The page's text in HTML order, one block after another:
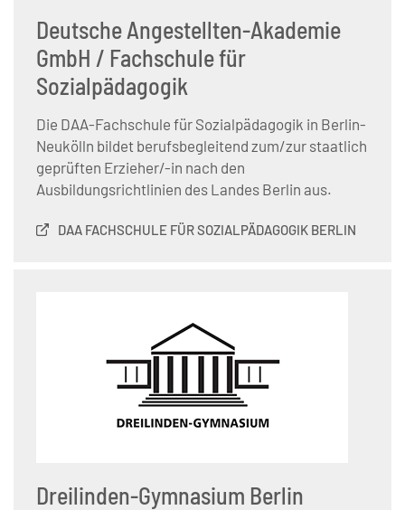
Deutsche Angestellten-Akademie
GmbH / Fachschule für
Sozialpädagogik
Die DAA-Fachschule für Sozialpädagogik in Berlin-
Neukölln bildet berufsbegleitend zum/zur staatlich
geprüften Erzieher/-in nach den
Ausbildungsrichtlinien des Landes Berlin aus.
DAA FACHSCHULE FÜR SOZIALPÄDAGOGIK BERLIN
Dreilinden-Gymnasium Berlin